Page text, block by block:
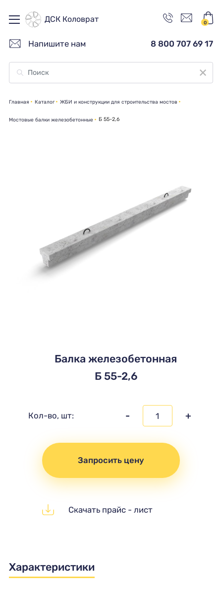
ДСК Коловрат 0
Напишите нам 8 800 707 69 17
Главная Каталог ЖБИ и конструкции для строительства мостов
Мостовые балки железобетонные Б 55-2,6
Балка железобетонная
Б 55-2,6
Кол-во, шт: - +
Запросить цену
Скачать прайс - лист
Характеристики